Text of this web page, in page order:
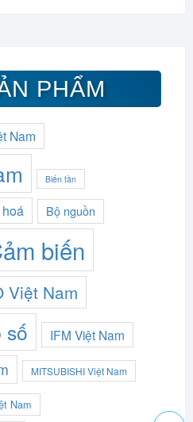
PHẨM
Nam
Biến tần
Bộ nguồn
biến
Việt Nam
số IFM Việt Nam
MITSUBISHI Việt Nam
Nam